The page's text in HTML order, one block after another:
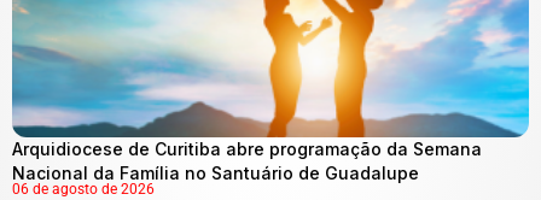
Arquidiocese de Curitiba abre programação da Semana
Nacional da Família no Santuário de Guadalupe
06 de agosto de 2026